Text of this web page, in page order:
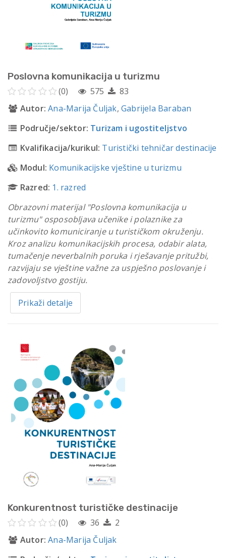
Poslovna komunikacija u turizmu
(0) 575
83
Autor: Ana-Marija Čuljak, Gabrijela Baraban
Područje/sektor: Turizam i ugostiteljstvo
Kvalifikacija/kurikul: Turistički tehničar destinacije
Modul: Komunikacijske vještine u turizmu
Razred: 1. razred
Obrazovni materijal "Poslovna komunikacija u
turizmu" osposobljava učenike i polaznike za
učinkovito komuniciranje u turističkom okruženju.
Kroz analizu komunikacijskih procesa, odabir alata,
tumačenje neverbalnih poruka i rješavanje pritužbi,
razvijaju se vještine važne za uspješno poslovanje i
zadovoljstvo gostiju.
Prikaži detalje
Konkurentnost turističke destinacije
(0) 36
2
Autor: Ana-Marija Čuljak